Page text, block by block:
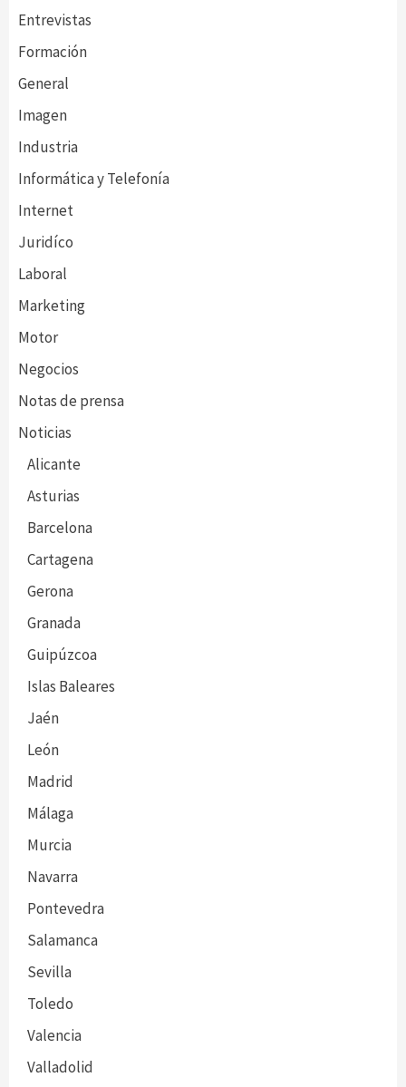
Entrevistas
Formación
General
Imagen
Industria
Informática y Telefonía
Internet
Juridíco
Laboral
Marketing
Motor
Negocios
Notas de prensa
Noticias
Alicante
Asturias
Barcelona
Cartagena
Gerona
Granada
Guipúzcoa
Islas Baleares
Jaén
León
Madrid
Málaga
Murcia
Navarra
Pontevedra
Salamanca
Sevilla
Toledo
Valencia
Valladolid